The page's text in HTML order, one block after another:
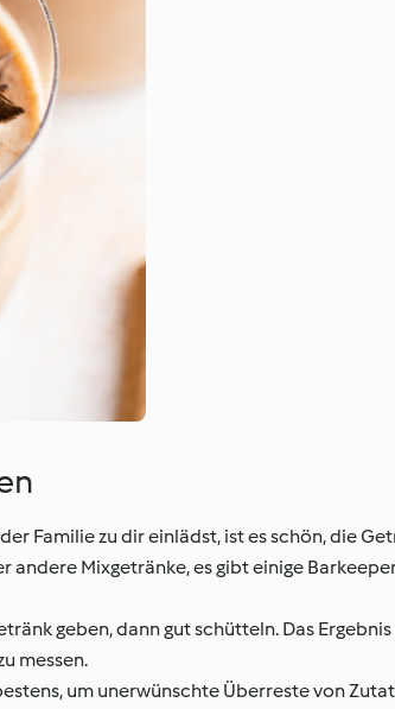
Familie zu dir einlädst, ist es schön, die
andere Mixgetränke, es gibt einige
geben, dann gut schütteln. Das
messen.
um unerwünschte Überreste von